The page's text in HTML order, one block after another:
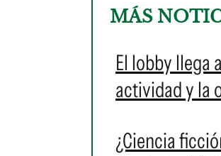
MÁS
El lobby llega
actividad y la
¿Ciencia